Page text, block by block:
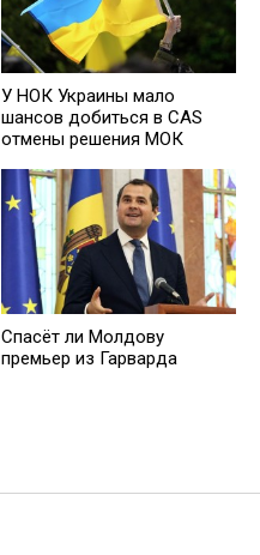
У НОК Украины мало
шансов добиться в CAS
отмены решения МОК
Спасёт ли Молдову
премьер из Гарварда